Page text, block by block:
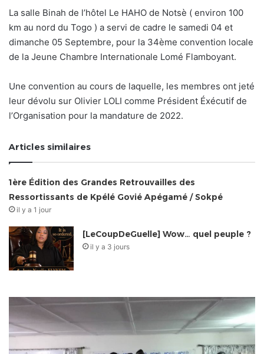
La salle Binah de l’hôtel Le HAHO de Notsè ( environ 100
km au nord du Togo ) a servi de cadre le samedi 04 et
dimanche 05 Septembre, pour la 34ème convention locale
de la Jeune Chambre Internationale Lomé Flamboyant.
Une convention au cours de laquelle, les membres ont jeté
leur dévolu sur Olivier LOLI comme Président Éxécutif de
l’Organisation pour la mandature de 2022.
Articles similaires
1ère Édition des Grandes Retrouvailles des
Ressortissants de Kpélé Govié Apégamé / Sokpé
il y a 1 jour
[LeCoupDeGuelle] Wow… quel peuple ?
il y a 3 jours